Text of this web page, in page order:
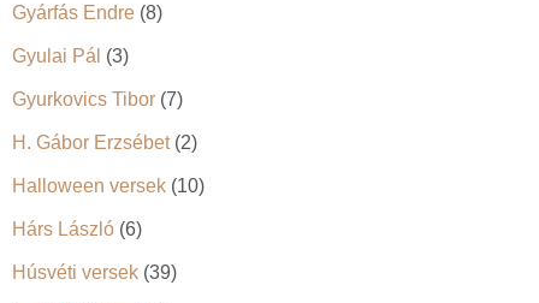
Gyárfás Endre (8)
Gyulai Pál (3)
Gyurkovics Tibor (7)
H. Gábor Erzsébet(2)
Halloween versek (10)
Hárs László (6)
Húsvéti versek (39)